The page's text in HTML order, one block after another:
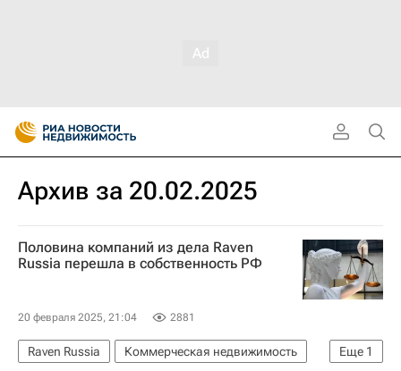
Архив за 20.02.2025
Половина компаний из дела Raven
Russia перешла в собственность РФ
20 февраля 2025, 21:04 2881
Еще 1
Raven Russia
Коммерческая недвижимость